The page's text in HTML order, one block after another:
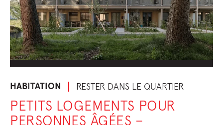
HABITATION RESTER DANS LE QUARTIER
PETITS LOGEMENTS POUR
PERSONNES ÂGÉES –